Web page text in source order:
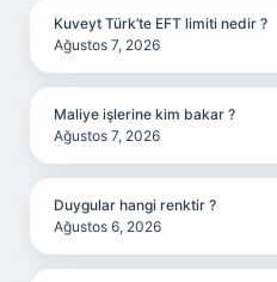
Kuveyt Türk’te EFT limiti nedir ?
Ağustos 7, 2026
Maliye işlerine kim bakar ?
Ağustos 7, 2026
Duygular hangi renktir ?
Ağustos 6, 2026